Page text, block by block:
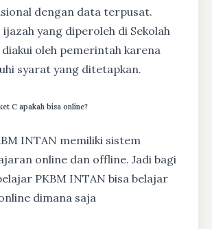
dengan data terpusat.
yang diperoleh di Sekolah
diakui oleh pemerintah karena
syarat yang ditetapkan.
C apakah bisa online?
INTAN memiliki sistem
online dan offline. Jadi bagi
PKBM INTAN bisa belajar
dimana saja